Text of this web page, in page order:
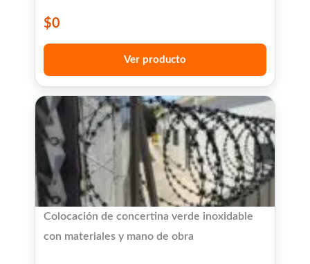
$0
Ver producto
Colocación de concertina verde inoxidable
con materiales y mano de obra